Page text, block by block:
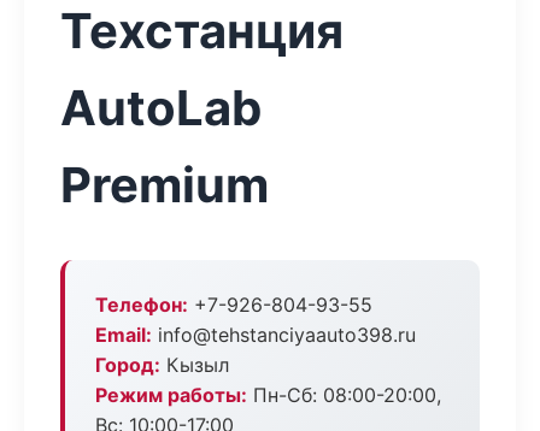
Техстанция
AutoLab
Premium
Телефон: +7-926-804-93-55
Email: info@tehstanciyaauto398.ru
Город: Кызыл
Режим работы: Пн-Сб: 08:00-20:00,
Вс: 10:00-17:00